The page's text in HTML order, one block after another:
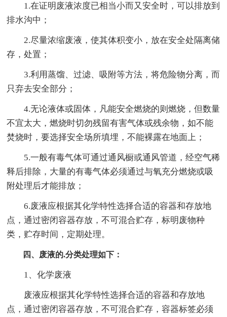
1.在证明废液浓度已相当小而又安全时，可以排放到
排水沟中；
2.尽量浓缩废液，使其体积变小，放在安全处隔离储
存，处置；
3.利用蒸馏、过滤、吸附等方法，将危险物分离，而
只弃去安全部分；
4.无论液体或固体，凡能安全燃烧的则燃烧，但数量
不宜太大，燃烧时切勿残留有害气体或残余物，如不能
焚烧时，要选择安全场所填埋，不能裸露在地面上；
5.一般有毒气体可通过通风橱或通风管道，经空气稀
释后排除，大量的有毒气体必须通过与氧充分燃烧或吸
附处理后才能排放；
6.废液应根据其化学特性选择合适的容器和存放地
点，通过密闭容器存放，不可混合贮存，标明废物种
类，贮存时间，定期处理。
四、废液的.分类处理如下：
1、化学废液
废液应根据其化学特性选择合适的容器和存放地
点，通过密闭容器存放，不可混合贮存，容器标签必须